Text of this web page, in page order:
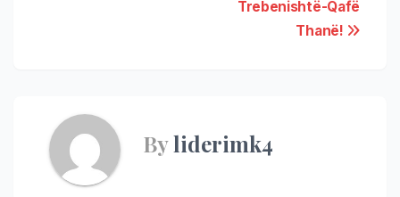
Trebenishtë-Qafë
Thanë!
Byliderimk4